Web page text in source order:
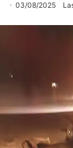
03/08/2025